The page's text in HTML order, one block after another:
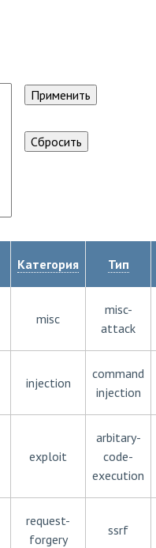
Категория Тип
misc
misc-
attack
injection
command
injection
exploit
arbitary-
code-
execution
request-
forgery
ssrf